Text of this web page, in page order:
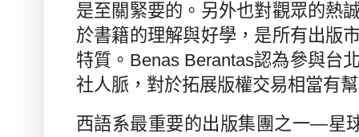
是至關緊要的。另外也對觀眾的熱
於書籍的理解與好學，是所有出版
特質。 Benas Berantas認為參與台
社人脈，對於拓展版權交易相當有
西語系最重要的出版集團之一—星